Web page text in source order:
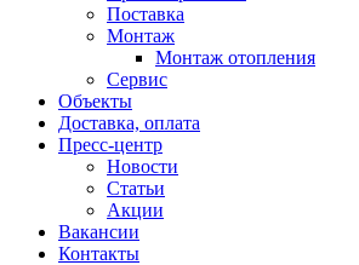
Поставка
Монтаж
Монтаж отопления
Сервис
Объекты
Доставка, оплата
Пресс-центр
Новости
Статьи
Акции
Вакансии
Контакты